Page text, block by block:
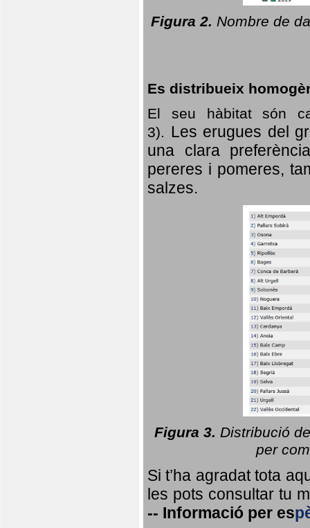
Figura 2. Nombre de
Es distribueix
El seu hàbitat són
3). Les erugues del
una clara
pereres i pomeres,
salzes.
Figura 3. Distribució
per
Si t’ha agradat tota
les pots consultar tu
-- Informació per es